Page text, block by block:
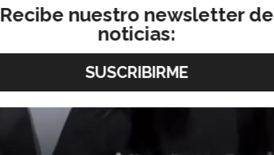
Recibe nuestro newsletter de
noticias: